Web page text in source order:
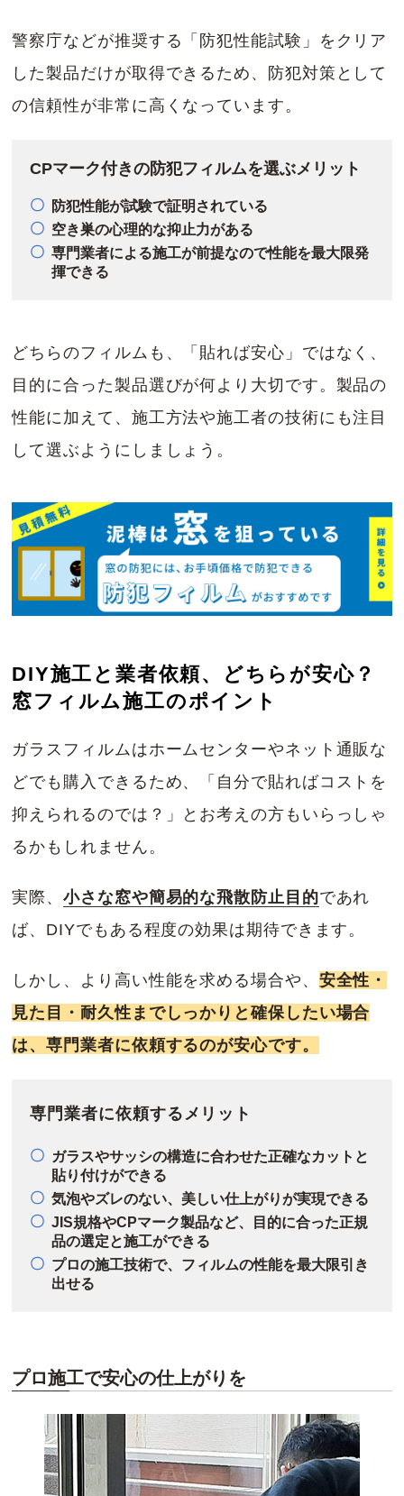
警察庁などが推奨する「防犯性能試験」をクリア
した製品だけが取得できるため、防犯対策として
の信頼性が非常に高くなっています。
CPマーク付きの防犯フィルムを選ぶメリット
防犯性能が試験で証明されている
空き巣の心理的な抑止力がある
専門業者による施工が前提なので性能を最大限発
揮できる
どちらのフィルムも、「貼れば安心」ではなく、
目的に合った製品選びが何より大切です。製品の
性能に加えて、施工方法や施工者の技術にも注目
して選ぶようにしましょう。
DIY施工と業者依頼、どちらが安心？
窓フィルム施工のポイント
ガラスフィルムはホームセンターやネット通販な
どでも購入できるため、「自分で貼ればコストを
抑えられるのでは？」とお考えの方もいらっしゃ
るかもしれません。
実際、小さな窓や簡易的な飛散防止目的であれ
ば、DIYでもある程度の効果は期待できます。
しかし、より高い性能を求める場合や、 安全性・
見た目・耐久性までしっかりと確保したい場合
は、専門業者に依頼するのが安心です。
専門業者に依頼するメリット
ガラスやサッシの構造に合わせた正確なカットと
貼り付けができる
気泡やズレのない、美しい仕上がりが実現できる
JIS規格やCPマーク製品など、目的に合った正規
品の選定と施工ができる
プロの施工技術で、フィルムの性能を最大限引き
出せる
プロ施工で安心の仕上がりを